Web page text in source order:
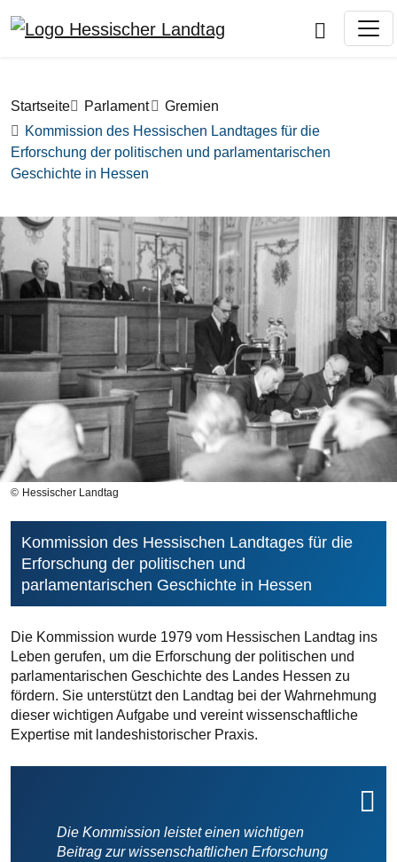
Pfadnavigation
Startseite Parlament
Gremien
Kommission des Hessischen Landtages für die
Erforschung der politischen und parlamentarischen
Geschichte in Hessen
Bilddatei
Hessischer Landtag
Kommission des Hessischen Landtages für die
Erforschung der politischen und
parlamentarischen Geschichte in Hessen
Die Kommission wurde 1979 vom Hessischen Landtag ins
Leben gerufen, um die Erforschung der politischen und
parlamentarischen Geschichte des Landes Hessen zu
fördern. Sie unterstützt den Landtag bei der Wahrnehmung
dieser wichtigen Aufgabe und vereint wissenschaftliche
Expertise mit landeshistorischer Praxis.
Die Kommission leistet einen wichtigen
Beitrag zur wissenschaftlichen Erforschung